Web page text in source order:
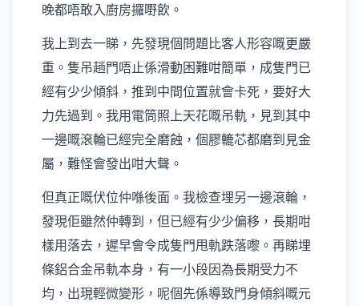
晚都唔敢入廚房攞嘢飲。
我上到去一睇，先發現個問題比客人形容嘅更嚴
重。隻吊趟門唔止係滑動困難咁簡單，成隻門已
經有少少傾斜，推到中間位置就會卡死，要好大
力先過到。我用電筒照上天花嘅吊軌，見到其中
一邊嘅滾輪已經完全磨蝕，個膠轆芯都磨到見金
屬，難怪會發出咁大聲。
但真正嘅伏位仲喺後面。我檢查埋另一邊滾輪，
發現佢雖然仲轉到，但已經有少少偏移，長期咁
樣用落去，遲早會令成隻門甩軌跌落嚟。再睇埋
條鋁合金吊軌本身，有一小段因為長期受力不
均，出現輕微變形，呢個先係導致門身傾斜嘅元